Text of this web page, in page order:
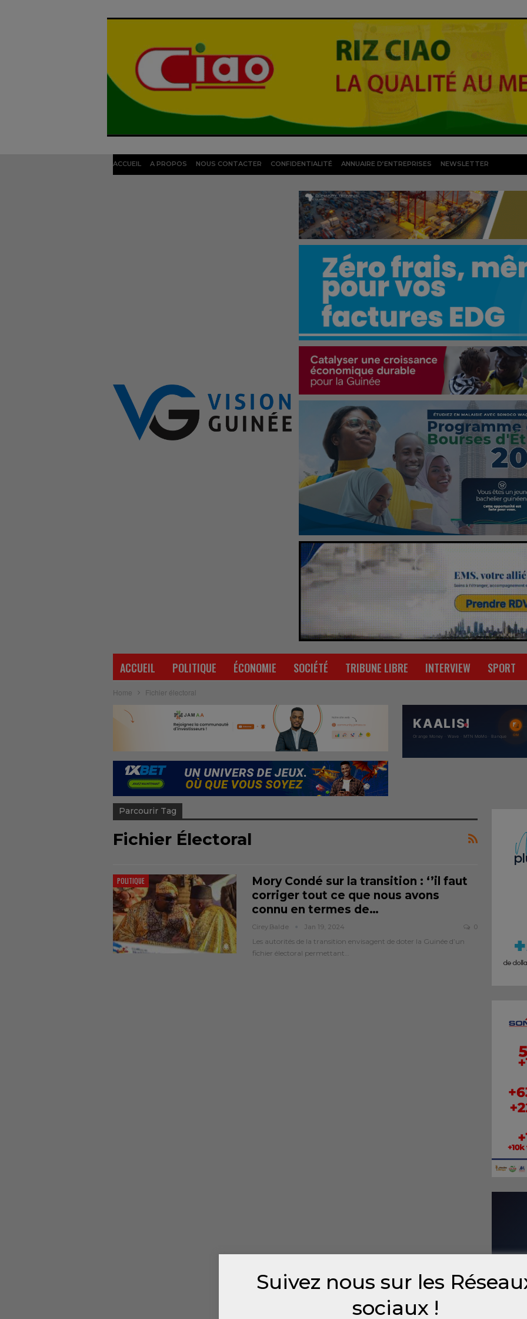
ACCUEIL A PROPOS NOUS CONTACTER CONFIDENTIALITÉ ANNUAIRE D’ENTREPRISES NEWSLETTER
ACCUEIL POLITIQUE ÉCONOMIE SOCIÉTÉ TRIBUNE LIBRE INTERVIEW SPORT
Home Fichier électoral
Parcourir Tag
Fichier Électoral
POLITIQUE
Mory Condé sur la transition : ‘’il faut
corriger tout ce que nous avons
connu en termes de…
Cirey.balde Jan 19, 2024 0
Les autorités de la transition envisagent de doter la Guinée d’un
fichier électoral permettant…
Suivez nous sur les
sociaux !